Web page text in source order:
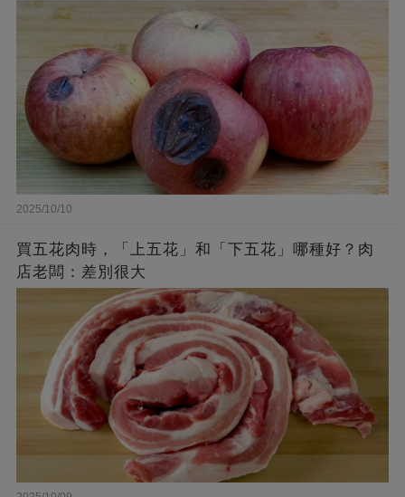
2025/10/10
買五花肉時，「上五花」和「下五花」哪種好？肉
店老闆：差別很大